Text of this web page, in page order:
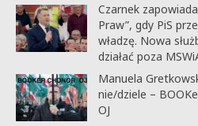
Czarnek
Praw”, gdy PiS
władzę. Nowa
działać poza
Manuela
nie/dziele –
OJ